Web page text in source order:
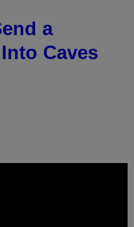
a
Caves